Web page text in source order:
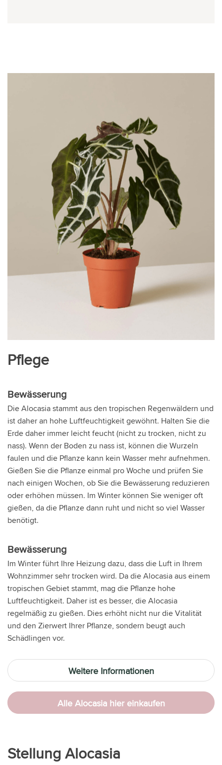
Pflege
Bewässerung
Die Alocasia stammt aus den tropischen Regenwäldern und
ist daher an hohe Luftfeuchtigkeit gewöhnt. Halten Sie die
Erde daher immer leicht feucht (nicht zu trocken, nicht zu
nass). Wenn der Boden zu nass ist, können die Wurzeln
faulen und die Pflanze kann kein Wasser mehr aufnehmen.
Gießen Sie die Pflanze einmal pro Woche und prüfen Sie
nach einigen Wochen, ob Sie die Bewässerung reduzieren
oder erhöhen müssen. Im Winter können Sie weniger oft
gießen, da die Pflanze dann ruht und nicht so viel Wasser
benötigt.
Bewässerung
Im Winter führt Ihre Heizung dazu, dass die Luft in Ihrem
Wohnzimmer sehr trocken wird. Da die Alocasia aus einem
tropischen Gebiet stammt, mag die Pflanze hohe
Luftfeuchtigkeit. Daher ist es besser, die Alocasia
regelmäßig zu gießen. Dies erhöht nicht nur die Vitalität
und den Zierwert Ihrer Pflanze, sondern beugt auch
Schädlingen vor.
Weitere Informationen
Alle Alocasia hier einkaufen
Stellung Alocasia